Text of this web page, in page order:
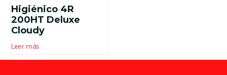
Valorado
en
5.00
de 5
Higiénico 4R
200HT Deluxe
Cloudy
Leer más